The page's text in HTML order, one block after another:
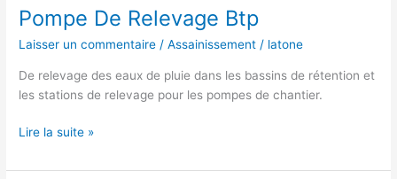
Pompe De Relevage Btp
Laisser un commentaire /Assainissement / latone
De relevage des eaux de pluie dans les bassins de rétention et
les stations de relevage pour les pompes de chantier.
Pompe
Relevage
Lire la suite »